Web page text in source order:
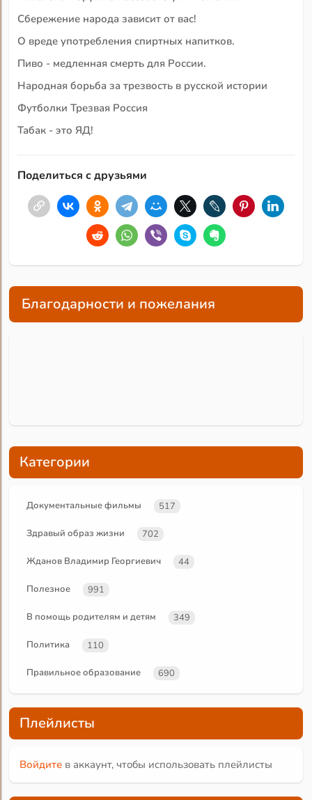
Сбережение народа зависит от вас!
О вреде употребления спиртных напитков.
Пиво - медленная смерть для России.
Народная борьба за трезвость в русской истории
Футболки Трезвая Россия
Табак - это ЯД!
Поделиться с друзьями
Благодарности и пожелания
Категории
Документальные фильмы 517
Здравый образ жизни 702
Жданов Владимир Георгиевич 44
Полезное 991
В помощь родителям и детям 349
Политика 110
Правильное образование 690
Плейлисты
Войдите в аккаунт, чтобы использовать плейлисты